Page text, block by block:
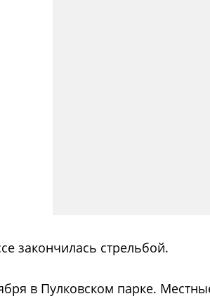
закончилась стрельбой.
в Пулковском парке.